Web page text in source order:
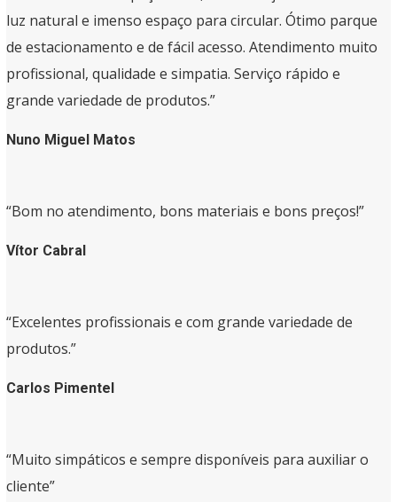
luz natural e imenso espaço para circular. Ótimo parque
de estacionamento e de fácil acesso. Atendimento muito
profissional, qualidade e simpatia. Serviço rápido e
grande variedade de produtos.”
Nuno Miguel Matos
“Bom no atendimento, bons materiais e bons preços!”
Vítor Cabral
“Excelentes profissionais e com grande variedade de
produtos.”
Carlos Pimentel
“Muito simpáticos e sempre disponíveis para auxiliar o
cliente”